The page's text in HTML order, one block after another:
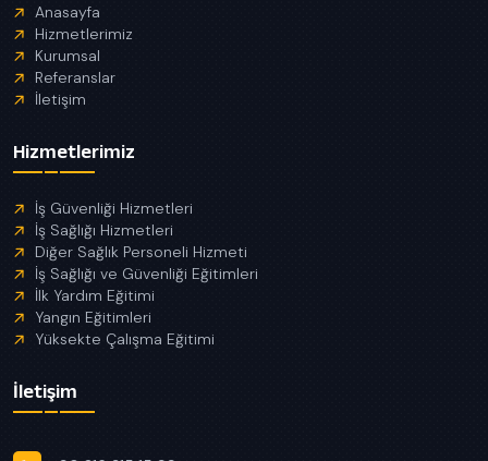
Anasayfa
Hizmetlerimiz
Kurumsal
Referanslar
İletişim
Hizmetlerimiz
İş Güvenliği Hizmetleri
İş Sağlığı Hizmetleri
Diğer Sağlık Personeli Hizmeti
İş Sağlığı ve Güvenliği Eğitimleri
İlk Yardım Eğitimi
Yangın Eğitimleri
Yüksekte Çalışma Eğitimi
İletişim